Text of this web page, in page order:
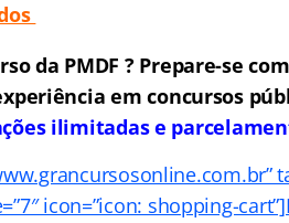
da PMDF ? Prepare-se
em concursos
ilimitadas e
icon=”icon: shopping-